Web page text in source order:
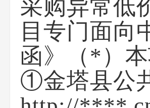
采购异常低
目专门面向
函》
（ * ）
①金塔县公